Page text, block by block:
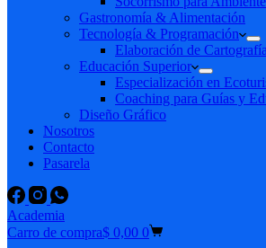
Gastronomía & Alimentación
Tecnología & Programación
Elaboración de
Educación Superior
Especialización en
Coaching para Guías y
Diseño Gráfico
Nosotros
Contacto
Pasarela
Academia
Carro de compra$ 0,00 0